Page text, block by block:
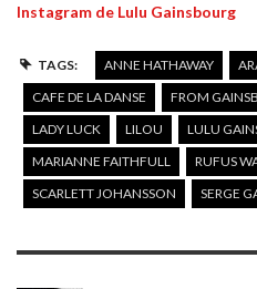
Instagram de Lulu Gainsbourg
TAGS: ANNE HATHAWAY
CAFE DE LA DANSE
FROM
LADY LUCK
LILOU
LULU
MARIANNE FAITHFULL
RUFUS
SCARLETT JOHANSSON
SERGE